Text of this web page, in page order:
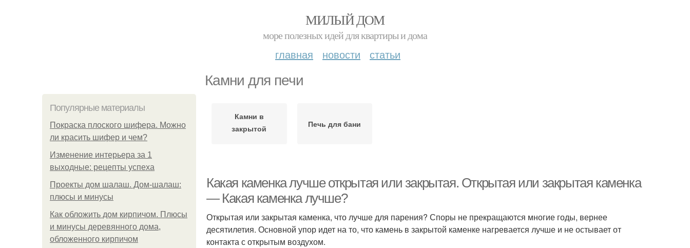
МИЛЫЙ ДОМ
море полезных идей для квартиры и дома
главная новости статьи
Камни для печи
Популярные материалы
Покраска плоского шифера. Можно
ли красить шифер и чем?
Изменение интерьера за 1
выходные: рецепты успеха
Проекты дом шалаш. Дом-шалаш:
плюсы и минусы
Как обложить дом кирпичом. Плюсы
и минусы деревянного дома,
обложенного кирпичом
Камни в
закрытой
Печь для бани
Какая каменка лучше открытая или закрытая. Открытая или закрытая каменка
— Какая каменка лучше?
Открытая или закрытая каменка, что лучше для парения? Споры не прекращаются многие годы, вернее
десятилетия. Основной упор идет на то, что камень в закрытой каменке нагревается лучше и не остывает от
контакта с открытым воздухом.